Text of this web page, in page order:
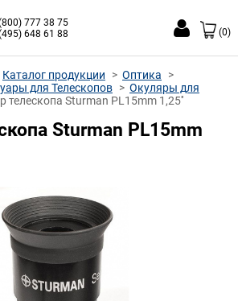
777 38 75
648 61 88
(0)
Каталог продукции
Оптика
для Телескопов
Окуляры для
телескопа Sturman PL15mm 1,25''
Sturman PL15mm